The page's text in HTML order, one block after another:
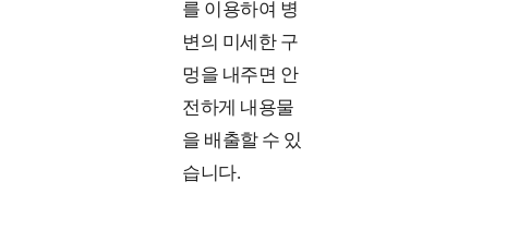
를 이용하여 병
변의 미세한 구
멍을 내주면 안
전하게 내용물
을 배출할 수 있
습니다.